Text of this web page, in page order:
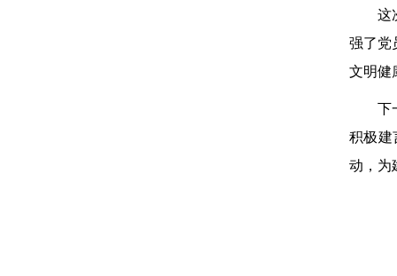
这
强了党
文明健
下
积极建
动，为